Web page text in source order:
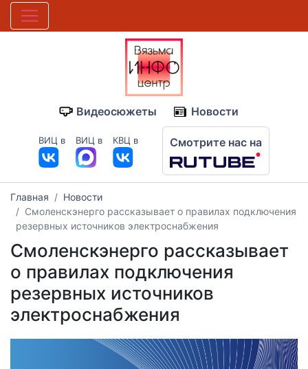
Видеосюжеты Новости
ВИЦ в ВИЦ в КВЦ в Смотрите нас на
Главная
Новости
Смоленскэнерго рассказывает о правилах подключения
резервных источников электроснабжения
Смоленскэнерго рассказывает
о правилах подключения
резервных источников
электроснабжения